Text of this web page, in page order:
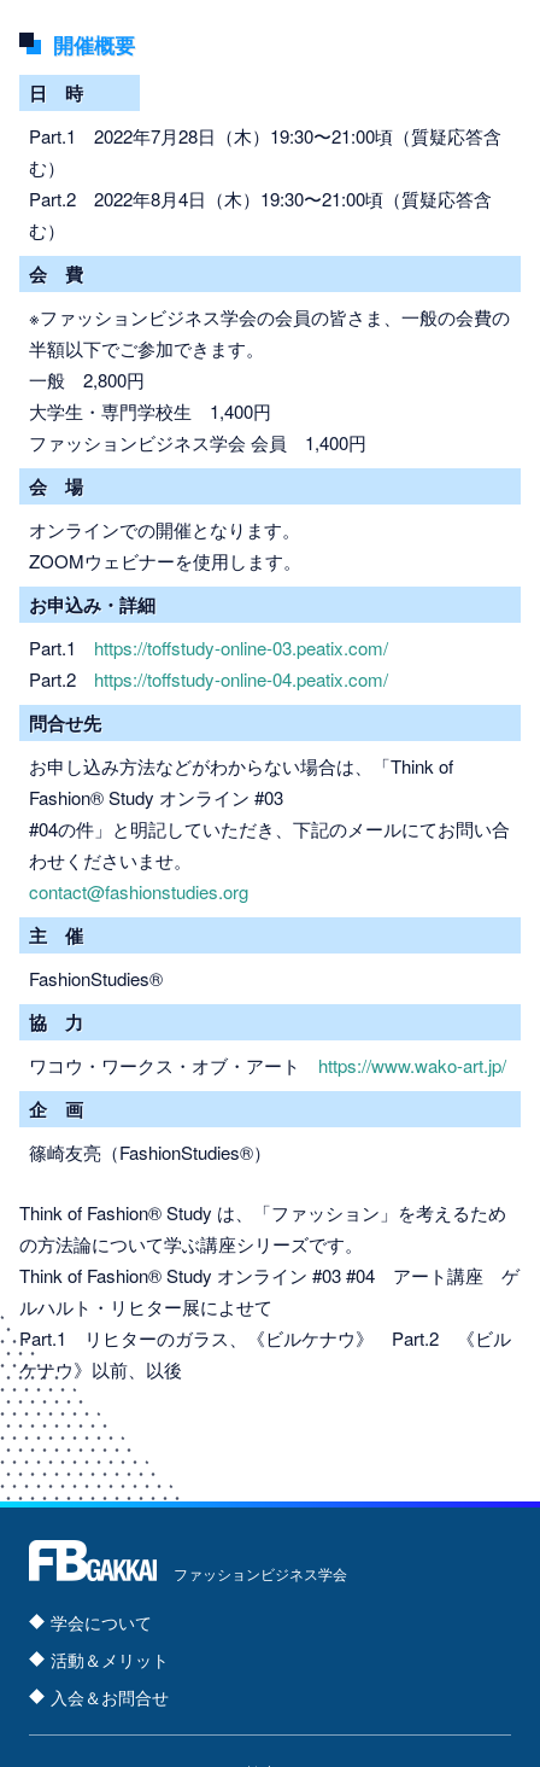
開催概要
日 時
Part.1 2022年7月28日（木）19:30〜21:00頃（質疑応答含
む）
Part.2 2022年8月4日（木）19:30〜21:00頃（質疑応答含
む）
会 費
※ファッションビジネス学会の会員の皆さま、一般の会費の
半額以下でご参加できます。
一般 2,800円
大学生・専門学校生 1,400円
ファッションビジネス学会 会員 1,400円
会 場
オンラインでの開催となります。
ZOOMウェビナーを使用します。
お申込み・詳細
Part.1 https://toffstudy-online-03.peatix.com/
Part.2 https://toffstudy-online-04.peatix.com/
問合せ先
お申し込み方法などがわからない場合は、「Think of
Fashion® Study オンライン #03
#04の件」と明記していただき、下記のメールにてお問い合
わせくださいませ。
contact@fashionstudies.org
主 催
FashionStudies®
協 力
ワコウ・ワークス・オブ・アート https://www.wako-art.jp/
企 画
篠崎友亮（FashionStudies®）
Think of Fashion® Study は、「ファッション」を考えるため
の方法論について学ぶ講座シリーズです。
Think of Fashion® Study オンライン #03 #04 アート講座 ゲ
ルハルト・リヒター展によせて
Part.1 リヒターのガラス、《ビルケナウ》 Part.2 《ビル
ケナウ》以前、以後
ファッションビジネス学会
学会について
活動＆メリット
入会＆お問合せ